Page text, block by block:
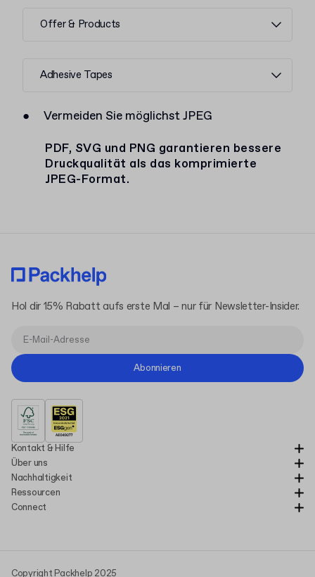
Offer & Products
Adhesive Tapes
●
Vermeiden Sie möglichst JPEG
PDF, SVG und PNG garantieren bessere
Druckqualität als das komprimierte
JPEG-Format.
Kontakt & Hilfe
Über uns
Nachhaltigkeit
Ressourcen
Connect
Hol dir 15% Rabatt aufs erste Mal – nur für Newsletter-Insider.
Abonnieren
Copyright Packhelp 2025